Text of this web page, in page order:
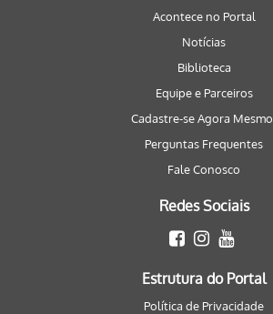
Acontece no Portal
Notícias
Biblioteca
Equipe e Parceiros
Cadastre-se Agora
Perguntas Frequentes
Fale Conosco
Redes Sociais
Estrutura do Portal
Política de Privacidade